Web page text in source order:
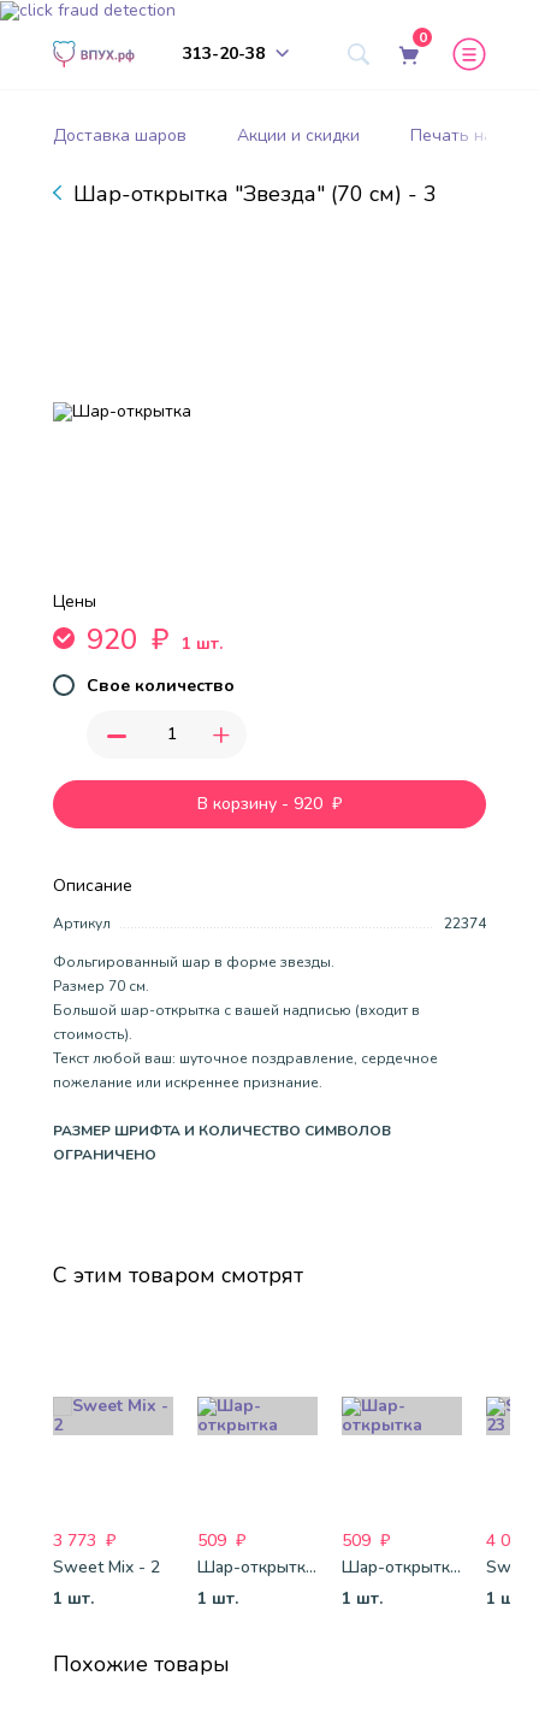
313-20-38
0
Доставка шаров Акции и скидки Печать на
Шар-открытка "Звезда" (70 см) - 3
Описание
Артикул
22374
Фольгированный шар в форме звезды.
Размер 70 см.
Большой шар-открытка с вашей надписью (входит в
стоимость).
Текст любой ваш: шуточное поздравление, сердечное
пожелание или искреннее признание.
РАЗМЕР ШРИФТА И КОЛИЧЕСТВО СИМВОЛОВ
ОГРАНИЧЕНО
Цены
920 ₽
1 шт.
Свое количество
- +
В корзину - 920 ₽
С этим товаром смотрят
3 773 ₽
Sweet Mix - 2
1 шт.
509 ₽
Шар-открытка "Сердце" (45 см) - 2
1 шт.
509 ₽
Шар-открытка "Звезда" (45 см) - 1
1 шт.
4 088
1 шт.
Похожие товары